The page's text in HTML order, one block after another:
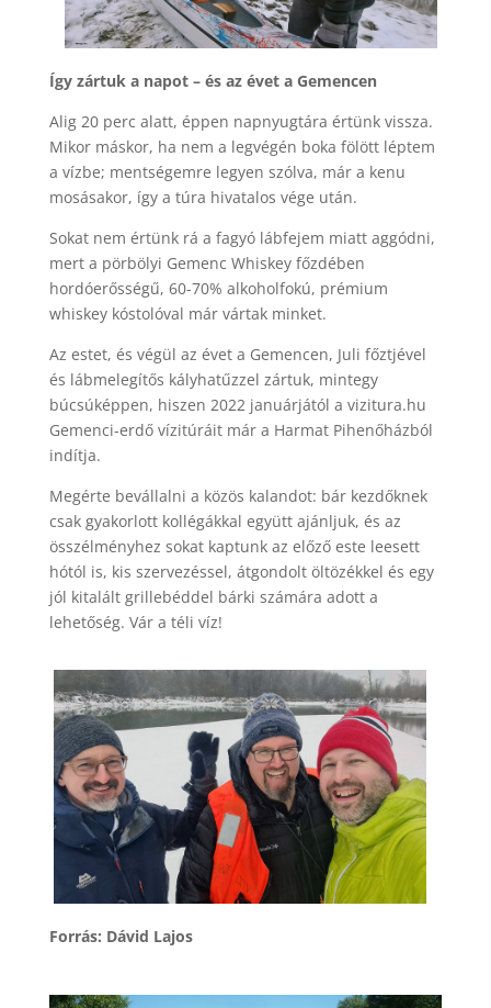
Így zártuk a napot – és az évet a Gemencen
Alig 20 perc alatt, éppen napnyugtára értünk vissza.
Mikor máskor, ha nem a legvégén boka fölött léptem
a vízbe; mentségemre legyen szólva, már a kenu
mosásakor, így a túra hivatalos vége után.
Sokat nem értünk rá a fagyó lábfejem miatt aggódni,
mert a pörbölyi Gemenc Whiskey főzdében
hordóerősségű, 60-70% alkoholfokú, prémium
whiskey kóstolóval már vártak minket.
Az estet, és végül az évet a Gemencen, Juli főztjével
és lábmelegítős kályhatűzzel zártuk, mintegy
búcsúképpen, hiszen 2022 januárjától a vizitura.hu
Gemenci-erdő vízitúráit már a Harmat Pihenőházból
indítja.
Megérte bevállalni a közös kalandot: bár kezdőknek
csak gyakorlott kollégákkal együtt ajánljuk, és az
összélményhez sokat kaptunk az előző este leesett
hótól is, kis szervezéssel, átgondolt öltözékkel és egy
jól kitalált grillebéddel bárki számára adott a
lehetőség. Vár a téli víz!
Forrás: Dávid Lajos